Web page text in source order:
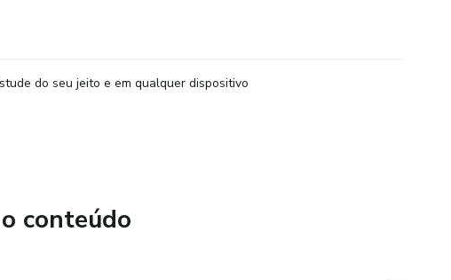
do seu jeito e em qualquer dispositivo
conteúdo